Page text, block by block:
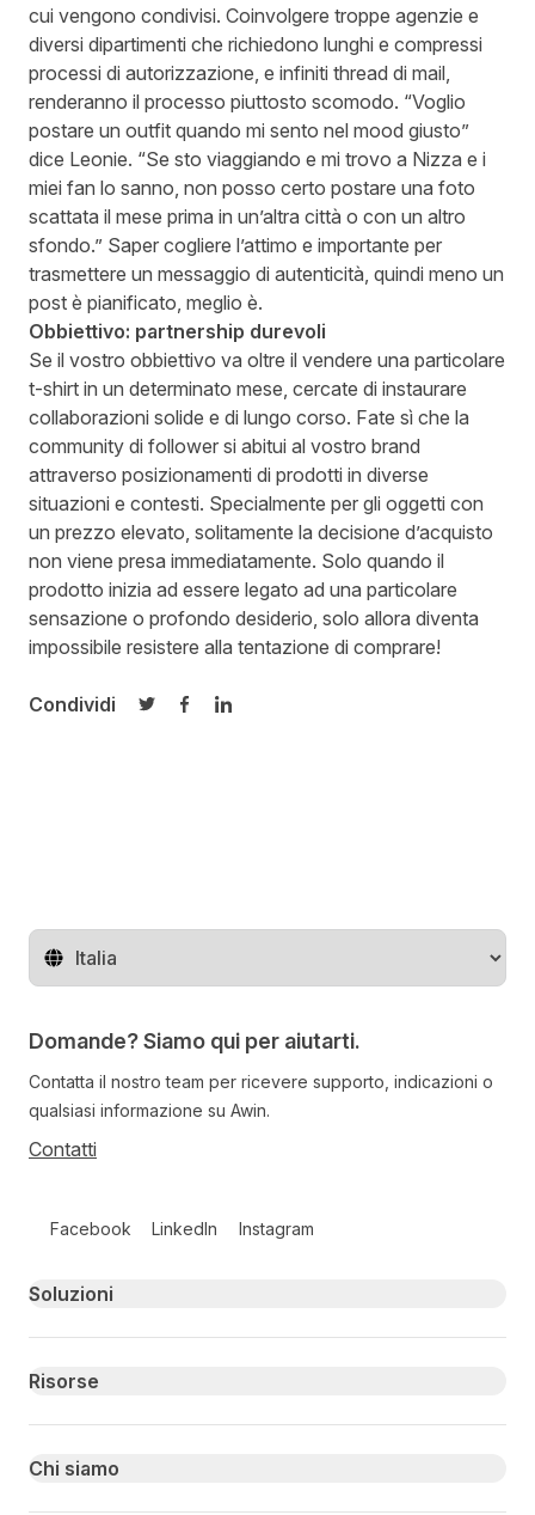
cui vengono condivisi. Coinvolgere troppe agenzie e
diversi dipartimenti che richiedono lunghi e compressi
processi di autorizzazione, e infiniti thread di mail,
renderanno il processo piuttosto scomodo. “Voglio
postare un outfit quando mi sento nel mood giusto”
dice Leonie. “Se sto viaggiando e mi trovo a Nizza e i
miei fan lo sanno, non posso certo postare una foto
scattata il mese prima in un’altra città o con un altro
sfondo.” Saper cogliere l’attimo e importante per
trasmettere un messaggio di autenticità, quindi meno un
post è pianificato, meglio è.
Obbiettivo: partnership durevoli
Se il vostro obbiettivo va oltre il vendere una particolare
t-shirt in un determinato mese, cercate di instaurare
collaborazioni solide e di lungo corso. Fate sì che la
community di follower si abitui al vostro brand
attraverso posizionamenti di prodotti in diverse
situazioni e contesti. Specialmente per gli oggetti con
un prezzo elevato, solitamente la decisione d’acquisto
non viene presa immediatamente. Solo quando il
prodotto inizia ad essere legato ad una particolare
sensazione o profondo desiderio, solo allora diventa
impossibile resistere alla tentazione di comprare!
Condividi
Condividi su Twitter
Condividi su Facebook
Condividi su LinkedIn
Cambia regione
Domande? Siamo qui per aiutarti.
Contatta il nostro team per ricevere supporto, indicazioni o
qualsiasi informazione su Awin.
Contatti
Facebook LinkedIn Instagram
Primary footer navigation
Soluzioni
Risorse
Chi siamo